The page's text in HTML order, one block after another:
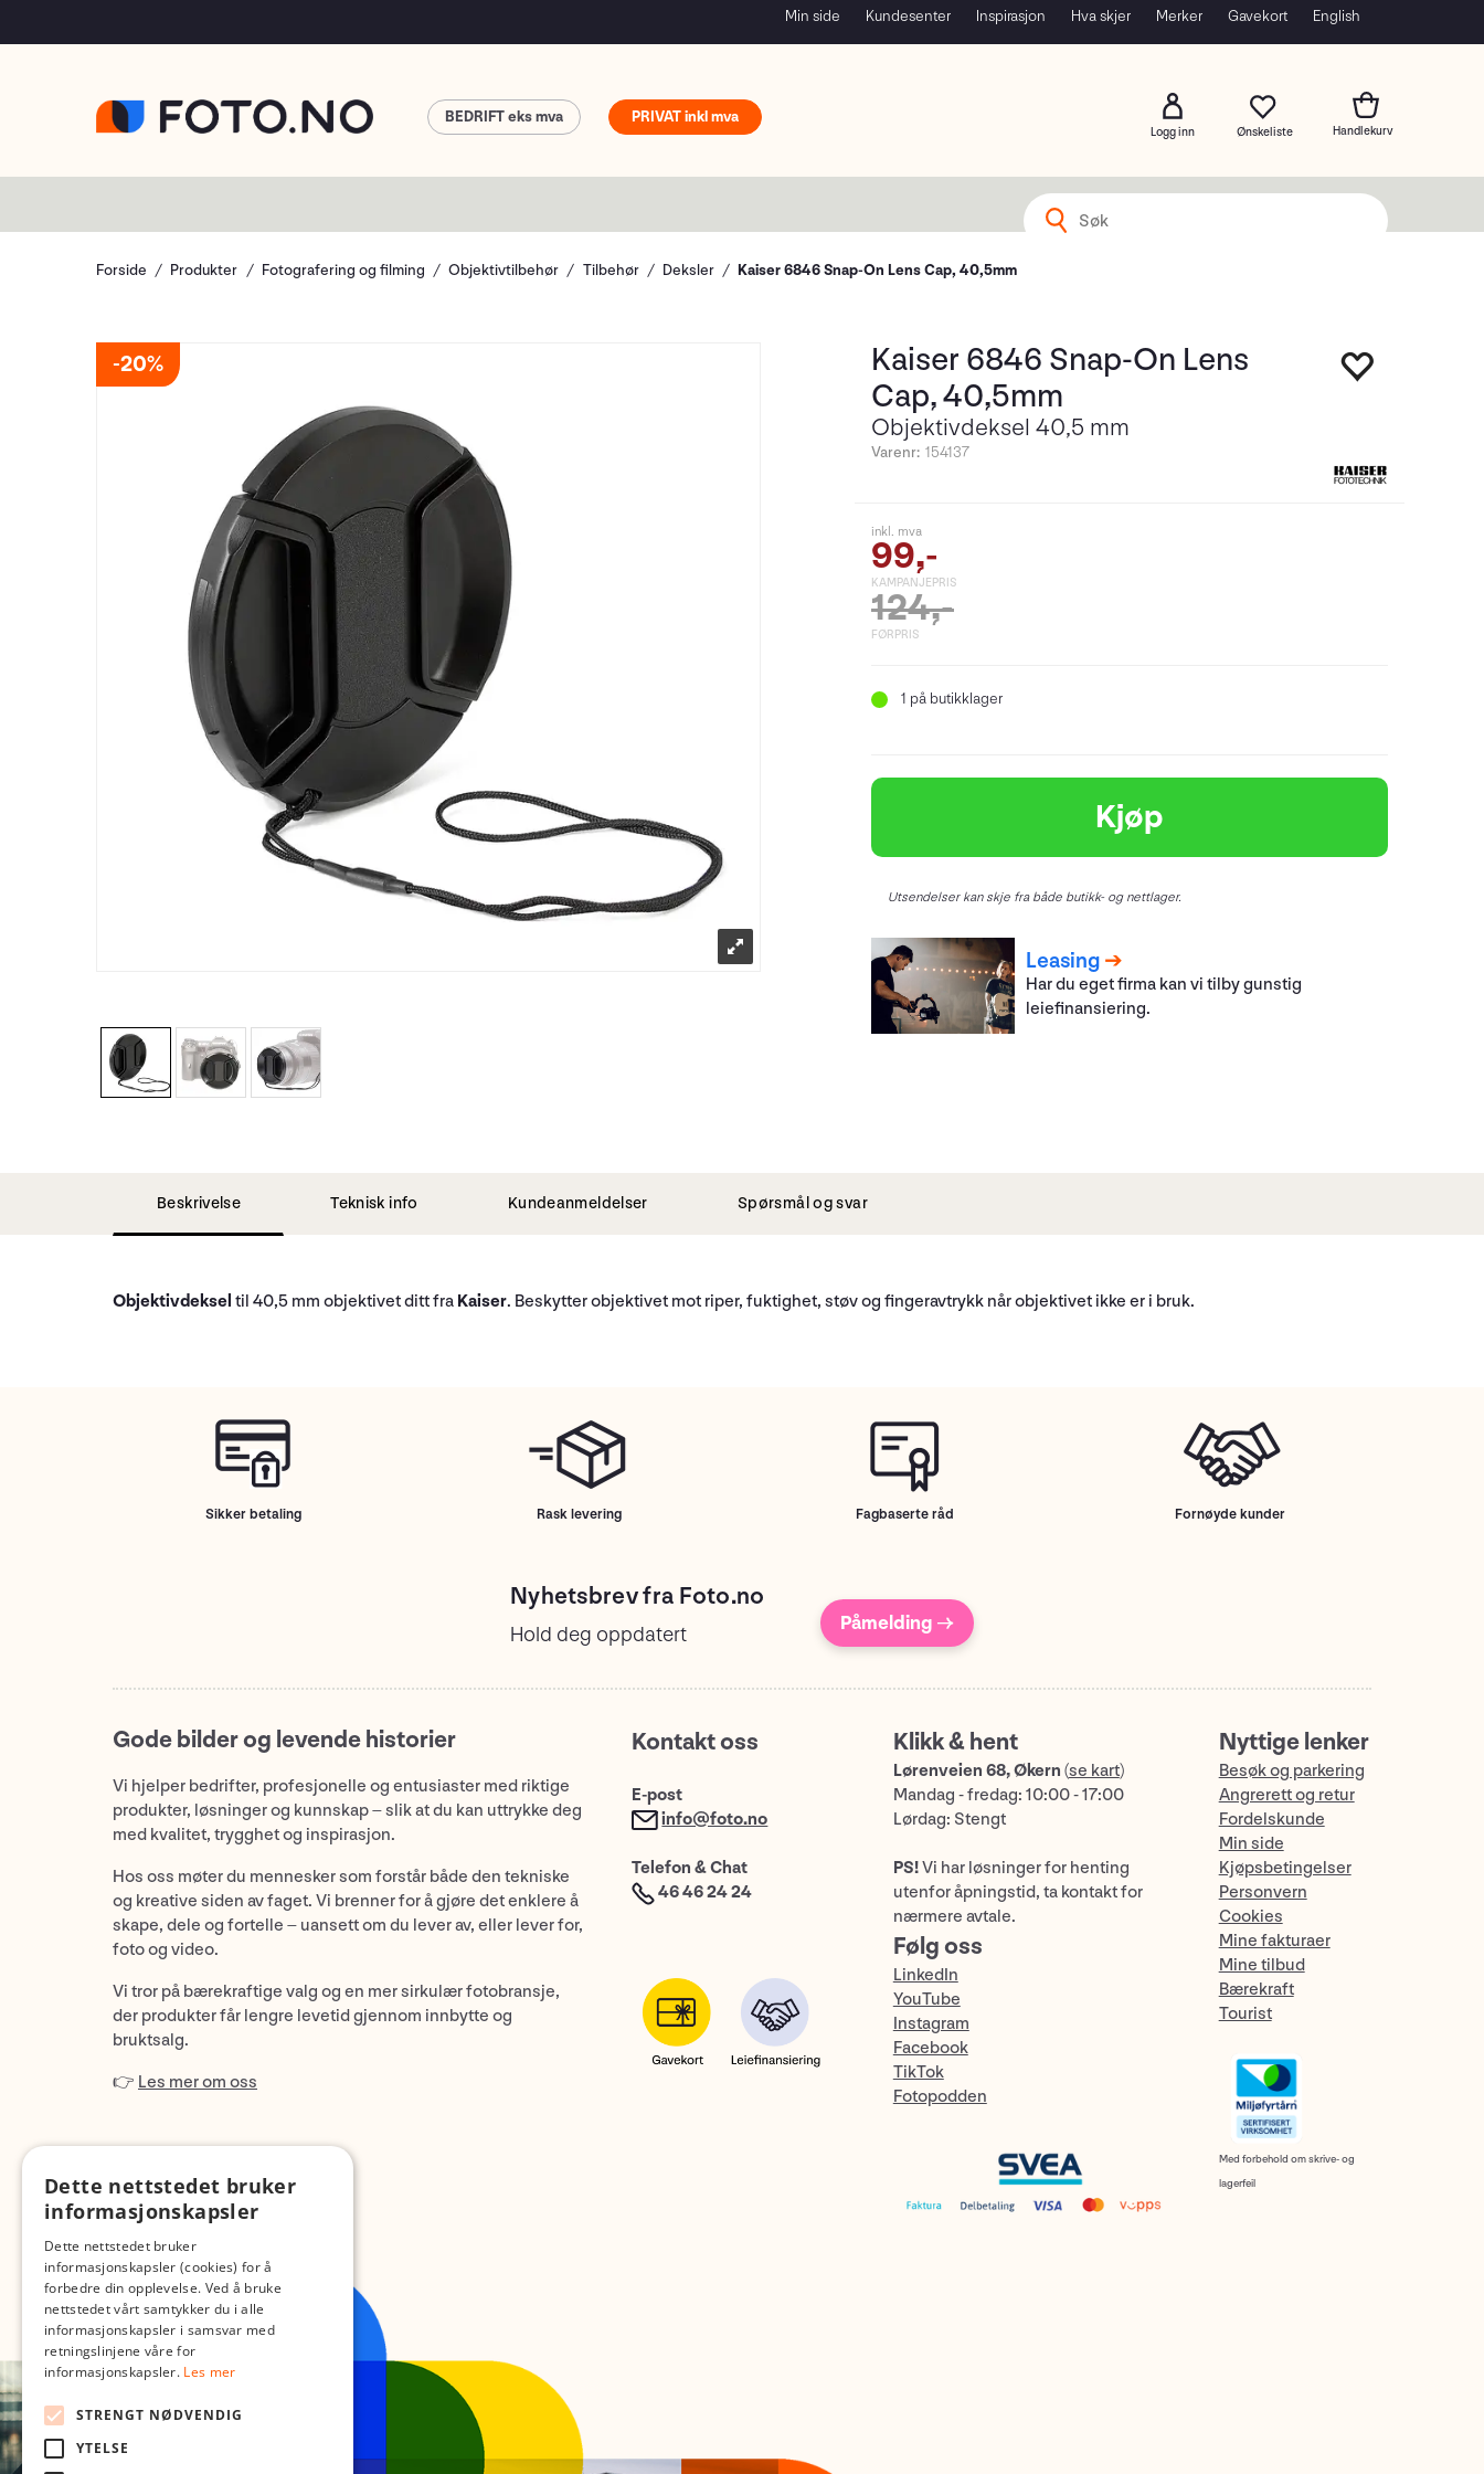
Min side Kundesenter Inspirasjon Hva skjer Merker Gavekort English
Logg inn
PRIVAT
BEDRIFT
Forside Produkter Fotografering og filming Objektivtilbehør Tilbehør Deksler Kaiser 6846 Snap-On Lens Cap, 40,5mm
20%
Kaiser 6846 Snap-On Lens
Cap, 40,5mm
Objektivdeksel 40,5 mm
Varenr: 154137
inkl. mva
99,-
KAMPANJEPRIS
124,-
FØRPRIS
1 på butikklager
Kjøp
Utsendelser kan skje fra både butikk- og nettlager.
Leasing
Har du eget firma kan vi tilby gunstig
leiefinansiering.
Beskrivelse Teknisk info Kundeanmeldelser Spørsmål og svar
Objektivdeksel til 40,5 mm objektivet ditt fra Kaiser. Beskytter objektivet mot riper, fuktighet, støv og fingeravtrykk når objektivet ikke er i bruk.
Sikker betaling Rask levering Fagbaserte råd Fornøyde kunder
Nyhetsbrev fra Foto.no
Hold deg oppdatert Påmelding →
Gode bilder og levende historier
Vi hjelper bedrifter, profesjonelle og entusiaster med riktige
produkter, løsninger og kunnskap – slik at du kan uttrykke deg
med kvalitet, trygghet og inspirasjon.
Hos oss møter du mennesker som forstår både den tekniske
og kreative siden av faget. Vi brenner for å gjøre det enklere å
skape, dele og fortelle – uansett om du lever av, eller lever for,
foto og video.
Vi tror på bærekraftige valg og en mer sirkulær fotobransje,
der produkter får lengre levetid gjennom innbytte og
bruktsalg.
👉 Les mer om oss
Kontakt oss
E-post
info@foto.no
Telefon & Chat
46 46 24 24
Klikk & hent
Lørenveien 68, Økern (se kart)
Mandag - fredag: 10:00 - 17:00
Lørdag: Stengt
PS!Vi har løsninger for henting
utenfor åpningstid, ta kontakt for
nærmere avtale.
Følg oss
LinkedIn
YouTube
Instagram
Facebook
TikTok
Fotopodden
Nyttige lenker
Besøk og parkering
Angrerett og retur
Fordelskunde
Min side
Kjøpsbetingelser
Personvern
Cookies
Mine fakturaer
Mine tilbud
Bærekraft
Tourist
Med forbehold om skrive- og
lagerfeil
Dette nettstedet bruker
informasjonskapsler
Dette nettstedet bruker
informasjonskapsler (cookies) for å
forbedre din opplevelse. Ved å bruke
nettstedet vårt samtykker du i alle
informasjonskapsler i samsvar med
retningslinjene våre for
informasjonskapsler. Les mer
STRENGT NØDVENDIG
YTELSE